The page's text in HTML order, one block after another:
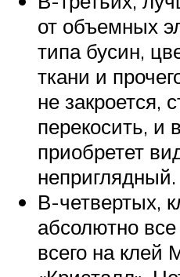
от объемных
типа бусин,
ткани и
не закроется,
перекосить, и
приобретет
неприглядный.
В-четвертых,
абсолютно
всего на клей